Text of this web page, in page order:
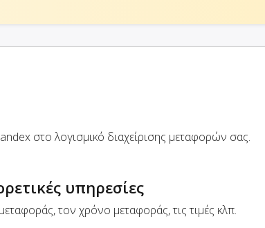
στο λογισμικό διαχείρισης μεταφορών σας.
υπηρεσίες
τον χρόνο μεταφοράς, τις τιμές κλπ.